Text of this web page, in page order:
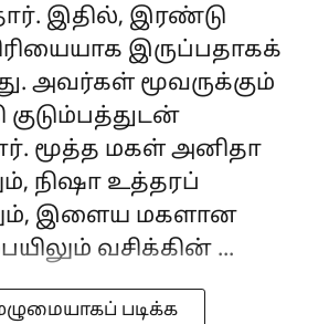
இதில், இரண்டு
இருப்பதாகக்
அவர்கள் மூவருக்கும்
குடும்பத்துடன்
மூத்த மகள் அனிதா
நிஷா உத்தரப்
இளைய மகளான
வசிக்கின் ...
படிக்க